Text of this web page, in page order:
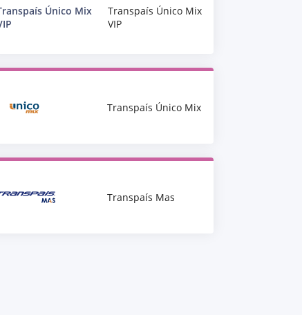
Único Mix
Transpaís Único Mix
VIP
Transpaís Único Mix
Transpaís Mas